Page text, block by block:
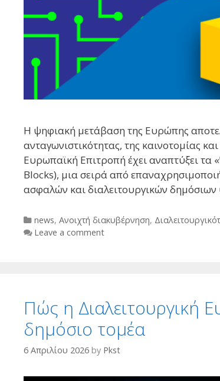
Η ψηφιακή μετάβαση της Ευρώπης
ανταγωνιστικότητας, της καινοτομίας
Ευρωπαϊκή Επιτροπή έχει αναπτύξει
Blocks), μια σειρά από
ασφαλών και διαλειτουργικών
Categories
news, Ανοιχτή διακυβέρνηση,
Leave a comment
Πώς η Διαλειτουργική
δημόσιο τομέα
6 Απριλίου 2026 by Pkst